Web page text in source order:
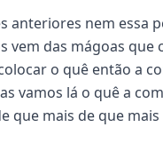
anteriores nem essa
das mágoas que
o quê então a
vamos lá o quê a
que mais de que